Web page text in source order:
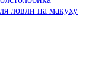
ловли на макуху